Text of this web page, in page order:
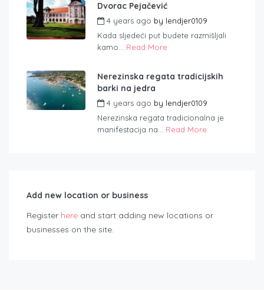
Dvorac Pejačević
4 years ago by lendjer0109
Kada sljedeći put budete razmišljali
kamo... Read More
Nerezinska regata tradicijskih
barki na jedra
4 years ago by lendjer0109
Nerezinska regata tradicionalna je
manifestacija na... Read More
Add new location or business
Register here and start adding new locations or
businesses on the site.